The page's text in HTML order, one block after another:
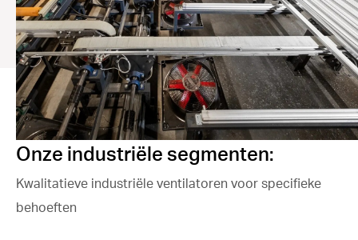
Onze industriële segmenten:
Kwalitatieve industriële ventilatoren voor specifieke
behoeften